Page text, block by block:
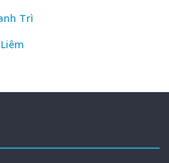
Trì